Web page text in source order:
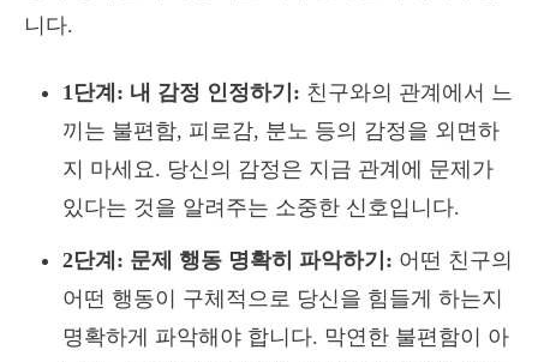
니다.
1단계: 내 감정 인정하기: 친구와의 관계에서 느
끼는 불편함, 피로감, 분노 등의 감정을 외면하
지 마세요. 당신의 감정은 지금 관계에 문제가
있다는 것을 알려주는 소중한 신호입니다.
2단계: 문제 행동 명확히 파악하기: 어떤 친구의
어떤 행동이 구체적으로 당신을 힘들게 하는지
명확하게 파악해야 합니다. 막연한 불편함이 아